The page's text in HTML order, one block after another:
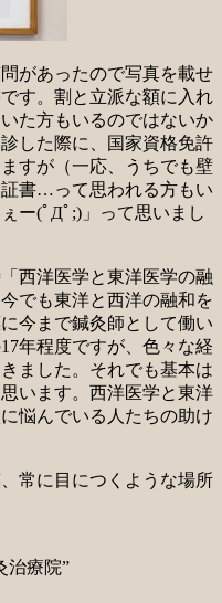
があったので写真を載せ
す。割と立派な額に入れ
た方もいるのではないか
した際に、国家資格免許
すが（一応、うちでも壁
書…って思われる方もい
ー(ﾟДﾟ;)」って思いまし
西洋医学と東洋医学の融
でも東洋と西洋の融和を
今まで鍼灸師として働い
年程度ですが、色々な経
ました。それでも基本は
います。西洋医学と東洋
悩んでいる人たちの助け
常に目につくような場所
治療院”